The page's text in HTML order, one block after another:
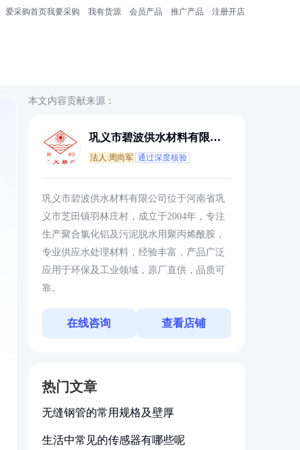
爱采购首页我要采购 我有货源 会员产品 推广产品 注册开店
本文内容贡献来源：
巩义市碧波供水材料有限公
法人:周尚军 通过深度核验
巩义市碧波供水材料有限公司位于河南省巩
义市芝田镇羽林庄村，成立于2004年，专注
生产聚合氯化铝及污泥脱水用聚丙烯酰胺，
专业供应水处理材料，经验丰富，产品广泛
应用于环保及工业领域，原厂直供，品质可
靠。
在线咨询 查看店铺
热门文章
无缝钢管的常用规格及壁厚
生活中常见的传感器有哪些呢